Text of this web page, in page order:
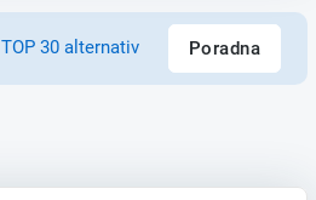
TOP 30 alternativ Poradna